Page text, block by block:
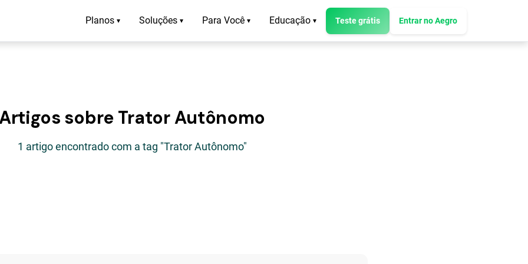
Planos ▾ Soluções ▾ Para Você ▾ Educação ▾ Teste grátis Entrar no Aegro
sobre Trator Autônomo
1 artigo encontrado com a tag "Trator Autônomo"